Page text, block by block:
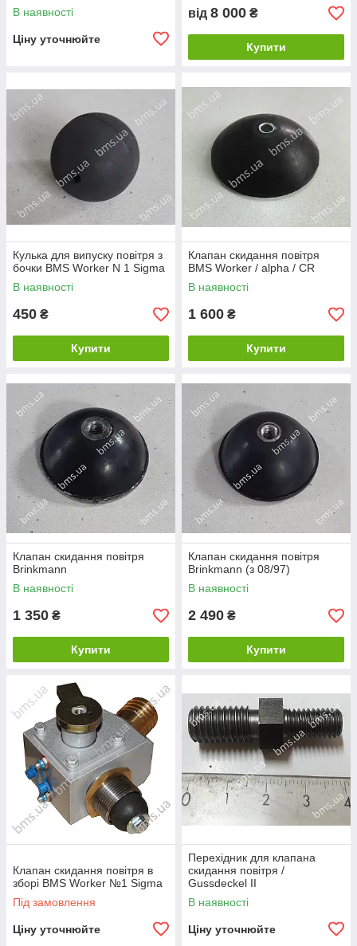
В наявності
Ціну уточнюйте
від 8 000 ₴
Купити
Кулька для випуску повітря з
бочки BMS Worker N 1 Sigma
В наявності
450 ₴
Купити
Клапан скидання повітря
BMS Worker / alpha / CR
В наявності
1 600 ₴
Купити
Клапан скидання повітря
Brinkmann
В наявності
1 350 ₴
Купити
Клапан скидання повітря
Brinkmann (з 08/97)
В наявності
2 490 ₴
Купити
Клапан скидання повітря в
зборі BMS Worker №1 Sigma
Під замовлення
Ціну уточнюйте
Перехідник для клапана
скидання повітря /
Gussdeckel ІІ
В наявності
Ціну уточнюйте